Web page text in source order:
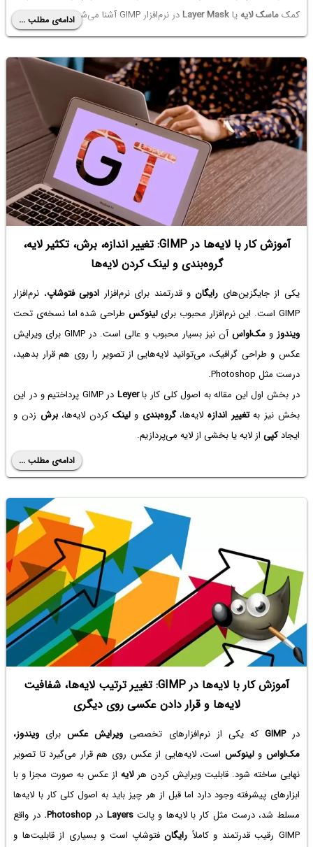
کمکماسک لایهیاLayer Maskدر نرم‌افزار GIMP آشنا می‌شویم. ادامه‌ی مطلب ...
آموزش کار با لایه‌ها در GIMP: تغییر اندازه، برش، تکثیر لایه،
گروه‌بندی و لینک کردن لایه‌ها
یکی از جایگزین‌های رایگانو قدرتمند برای نرم‌افزار ادوبی فتوشاپ، نرم‌افزار
GIMP است. این نرم‌افزار محبوب برای
لینوکس طراحی شده اما نسخه‌ی تحت
ویندوز ومک‌او‌اس
آن نیز بسیار محبوب و عالی است. در GIMP برای ویرایش
عکس و طراحی گرافیک، می‌توانید لایه‌هایی از تصویر را روی هم قرار بدهید،
درست مثل Photoshop.
در بخش اول این مقاله به اصول کلی کار باLeyer
در GIMP پرداختیم و در این
بخش نیز بهتغییر اندازهلایه‌ها،گروه‌بندی ولینک کردن لایه‌ها،برش زدن و
ایجادکپی از لایه یا بخشی از لایه می‌پردازیم.
ادامه‌ی مطلب ...
آموزش کار با لایه‌ها در GIMP: تغییر ترتیب لایه‌ها، شفافیت
لایه‌ها و قرار دادن عکسی روی دیگری
درGIMP که یکی از نرم‌افزارهای تخصصی ویرایش عکسبرای ویندوز،
مک‌او‌اس ولینوکس است، لایه‌هایی از عکس روی هم قرار می‌گیرد تا تصویر
نهایی ساخته شود. قابلیت ویرایش کردن هرلایهاز عکس به صورت مجزا و با
ابزارهای پیشرفته وجود دارد اما قبل از هر چیز باید به اصول کلی کار با لایه‌ها
مسلط شد، درست مثل کار با لایه‌ها و پالتLayers در Photoshop. در واقع
GIMP رقیب قدرتمند و کاملاً
رایگانفتوشاپ است و بسیاری از قابلیت‌ها و